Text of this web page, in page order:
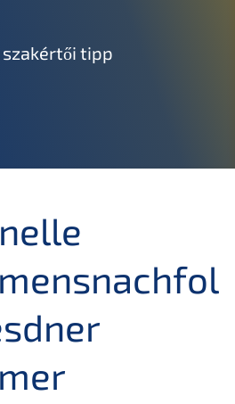
tipp